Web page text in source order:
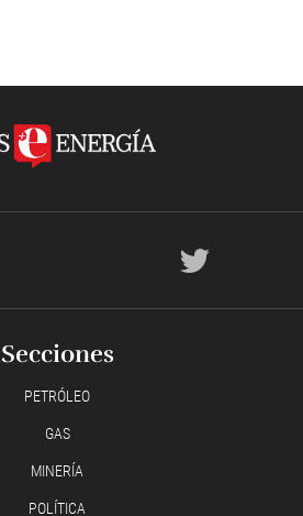
Secciones
PETRÓLEO
GAS
MINERÍA
POLÍTICA